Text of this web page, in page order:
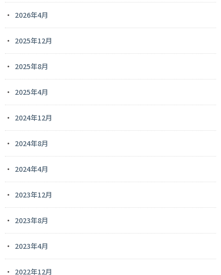
2026年4月
2025年12月
2025年8月
2025年4月
2024年12月
2024年8月
2024年4月
2023年12月
2023年8月
2023年4月
2022年12月